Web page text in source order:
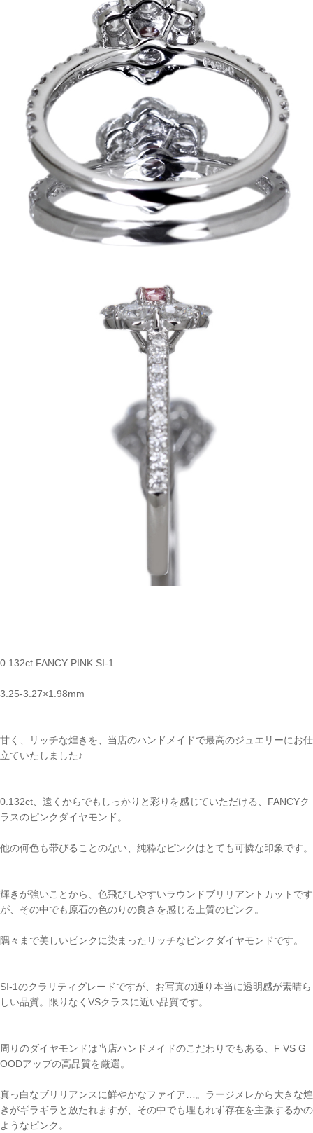
0.132ct FANCY PINK SI-1
3.25-3.27×1.98mm
甘く、リッチな煌きを、当店のハンドメイドで最高のジュエリーにお仕
立ていたしました♪
0.132ct、遠くからでもしっかりと彩りを感じていただける、FANCYク
ラスのピンクダイヤモンド。
他の何色も帯びることのない、純粋なピンクはとても可憐な印象です。
輝きが強いことから、色飛びしやすいラウンドブリリアントカットです
が、その中でも原石の色のりの良さを感じる上質のピンク。
隅々まで美しいピンクに染まったリッチなピンクダイヤモンドです。
SI-1のクラリティグレードですが、お写真の通り本当に透明感が素晴ら
しい品質。限りなくVSクラスに近い品質です。
周りのダイヤモンドは当店ハンドメイドのこだわりでもある、F VS G
OODアップの高品質を厳選。
真っ白なブリリアンスに鮮やかなファイア…。ラージメレから大きな煌
きがギラギラと放たれますが、その中でも埋もれず存在を主張するかの
ようなピンク。
ご注文手続き
お買い物を続ける